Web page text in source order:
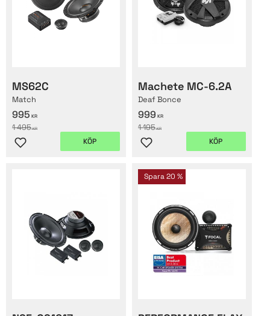
MS62C
Match
995 KR
1 495KR
Lägg till i favoriter
KÖP
Machete MC-6.2A
Deaf Bonce
999 KR
1 195KR
Lägg till i favoriter
KÖP
Spara20 %